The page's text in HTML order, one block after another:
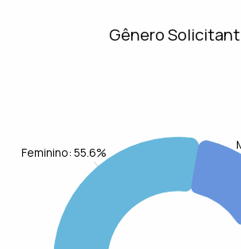
Gênero
Feminino: 55.6%